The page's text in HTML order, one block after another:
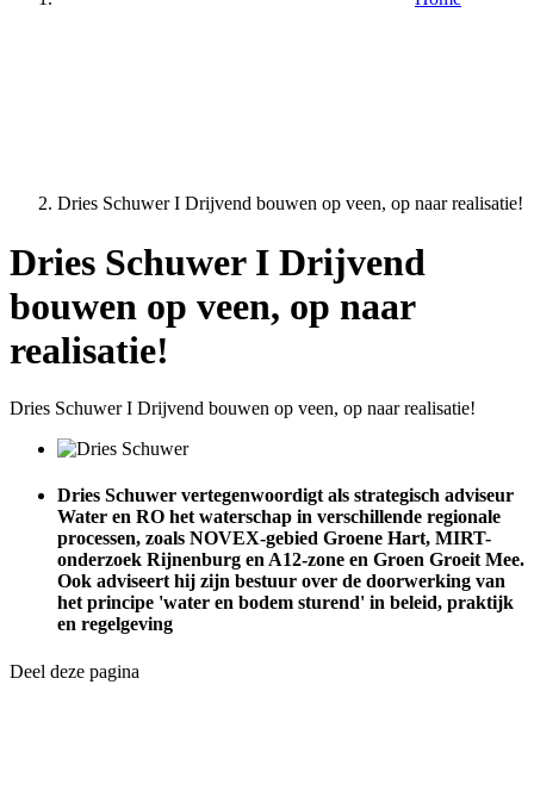
Dries Schuwer I Drijvend bouwen op veen, op naar realisatie!
Dries Schuwer I Drijvend
bouwen op veen, op naar
realisatie!
Dries Schuwer I Drijvend bouwen op veen, op naar realisatie!
Dries Schuwer vertegenwoordigt als strategisch adviseur
Water en RO het waterschap in verschillende regionale
processen, zoals NOVEX-gebied Groene Hart, MIRT-
onderzoek Rijnenburg en A12-zone en Groen Groeit Mee.
Ook adviseert hij zijn bestuur over de doorwerking van
het principe 'water en bodem sturend' in beleid, praktijk
en regelgeving
Deel deze pagina